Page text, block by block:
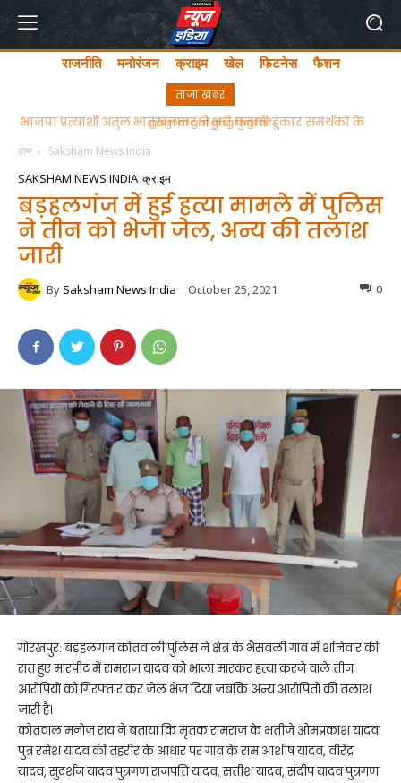
राजनीति मनोरंजन क्राइम खेल फिटनेस फैशन
ताजा खबर
ghgfhfghfghgfhgfhf
होम Saksham News India
SAKSHAM NEWS INDIA क्राइम
बड़हलगंज में हुई हत्या मामले में पुलिस
ने तीन को भेजा जेल, अन्य की तलाश
जारी
By Saksham News India October 25, 2021 0
गोरखपुर: बड़हलगंज कोतवाली पुलिस ने क्षेत्र के भैसवली गांव में शनिवार की
रात हुए मारपीट में रामराज यादव को भाला मारकर हत्या करने वाले तीन
आरोपियों को गिरफ्तार कर जेल भेज दिया जबकि अन्य आरोपितों की तलाश
जारी है।
कोतवाल मनोज राय ने बताया कि मृतक रामराज के भतीजे ओमप्रकाश यादव
पुत्र रमेश यादव की तहरीर के आधार पर गांव के राम आशीष यादव, वीरेंद्र
यादव, सुदर्शन यादव पुत्रगण राजपति यादव, सतीश यादव, संदीप यादव पुत्रगण